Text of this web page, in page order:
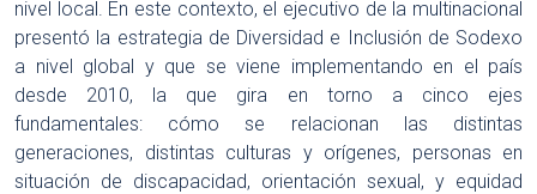
nivel local. En este contexto, el ejecutivo de la multinacional
presentó la estrategia de Diversidad e Inclusión de Sodexo
a nivel global y que se viene implementando en el país
desde 2010, la que gira en torno a cinco ejes
fundamentales: cómo se relacionan las distintas
generaciones, distintas culturas y orígenes, personas en
situación de discapacidad, orientación sexual, y equidad